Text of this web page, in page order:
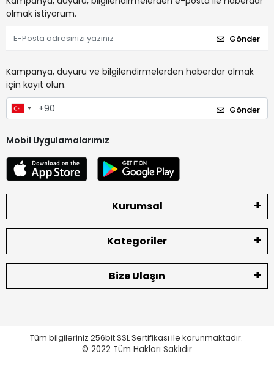
olmak istiyorum.
Gönder
Kampanya, duyuru ve bilgilendirmelerden haberdar olmak
için kayıt olun.
Gönder
Mobil Uygulamalarımız
Kurumsal
Kategoriler
Bize Ulaşın
Tüm bilgileriniz 256bit SSL Sertifikası ile korunmaktadır.
© 2022 Tüm Hakları Saklıdır